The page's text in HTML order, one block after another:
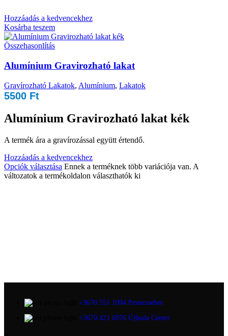
Hozzáadás a kedvencekhez
Kosárba teszem
Összehasonlítás
Alumínium Gravirozható lakat
Gravírozható Lakatok, Alumínium, Lakatok
5500 Ft
Alumínium Gravirozható lakat kék
A termék ára a gravírozással együtt értendő.
Hozzáadás a kedvencekhez
Opciók választása Ennek a terméknek több variációja van. A
változatok a termékoldalon választhatók ki
+3670 551 1094 Pesterzsébet
+3670 421 6076 Újbuda Center